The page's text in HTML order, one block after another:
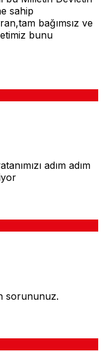
sahip
bağımsız ve
bunu
adım adım
sorununuz.